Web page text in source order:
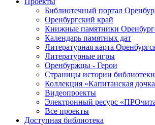
Библиотечный портал
Оренбургский край
Книжные памятники
Календарь памятных дат
Литературная карта
Литературные игры
Оренбуржцы - Герои
Страницы истории библиотеки
Коллекция «Капитанская
Видеопроекты
Электронный ресурс
Все проекты
Доступная библиотека